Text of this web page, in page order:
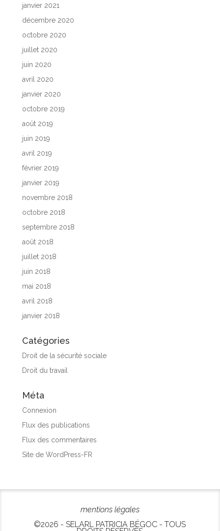
janvier 2021
décembre 2020
octobre 2020
juillet 2020
juin 2020
avril 2020
janvier 2020
octobre 2019
août 2019
juin 2019
avril 2019
février 2019
janvier 2019
novembre 2018
octobre 2018
septembre 2018
août 2018
juillet 2018
juin 2018
mai 2018
avril 2018
janvier 2018
Catégories
Droit de la sécurité sociale
Droit du travail
Méta
Connexion
Flux des publications
Flux des commentaires
Site de WordPress-FR
mentions légales
©2026 - SELARL PATRICIA BÉGOC - TOUS